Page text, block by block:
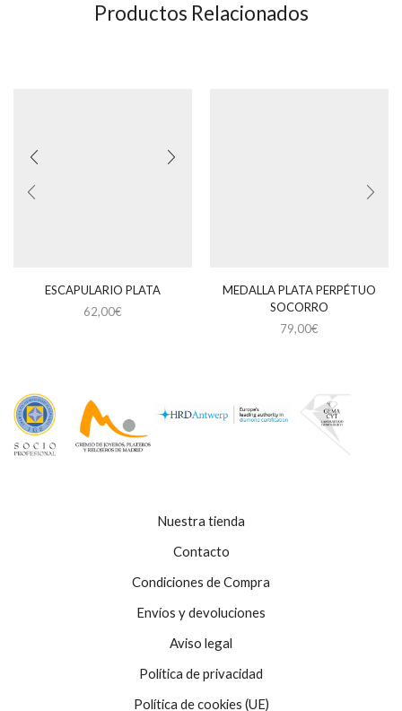
Productos Relacionados
ESCAPULARIO PLATA
62,00€
MEDALLA PLATA PERPÉTUO
SOCORRO
79,00€
Nuestra tienda
Contacto
Condiciones de Compra
Envíos y devoluciones
Aviso legal
Política de privacidad
Política de cookies (UE)